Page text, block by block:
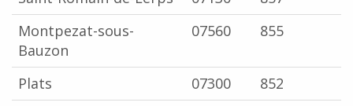
Montpezat-sous-
Bauzon
07560 855
Plats 07300
852